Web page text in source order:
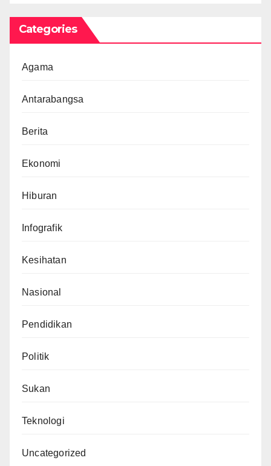
Categories
Agama
Antarabangsa
Berita
Ekonomi
Hiburan
Infografik
Kesihatan
Nasional
Pendidikan
Politik
Sukan
Teknologi
Uncategorized